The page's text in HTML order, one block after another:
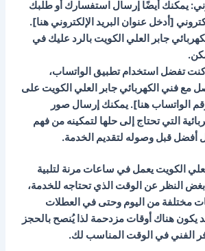
يمكنك أيضًا إرسال استفسارك أو طلبك
[أدخل عنوان البريد الإلكتروني هنا].
جابر العلي الكويت بالرد عليك في
كنت تفضل استخدام تطبيق الواتساب،
مع فني الكهربائي جابر العلي الكويت على
الواتساب هنا]. يمكنك إرسال صور
التي تحتاج إلى حلها لتمكينه من فهم
أفضل قبل وصوله لتقديم الخدمة.
الكويت يعمل في ساعات مرنة لتلبية
بغض النظر عن الوقت الذي تحتاجه للخدمة،
مختلفة من اليوم وحتى في العطلات
يكون هناك أوقات مزدحمة لذا يُنصح بالحجز
الفني في الوقت المناسب لك.